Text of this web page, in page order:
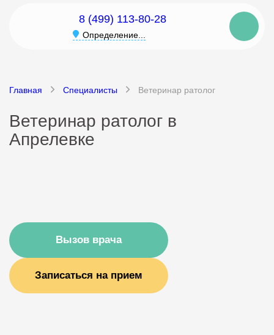
8 (499) 113-80-28
Определение...
Главная Специалисты Ветеринар ратолог
Ветеринар ратолог в
Апрелевке
Вызов врача
Записаться на прием